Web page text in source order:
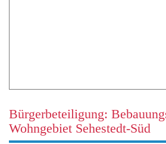
Bürgerbeteiligung:
Wohngebiet Sehestedt-Süd